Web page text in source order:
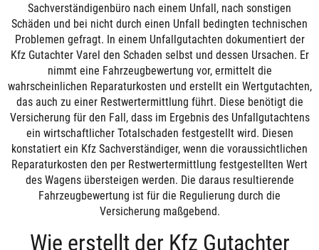
Sachverständigenbüro nach einem Unfall, nach sonstigen
Schäden und bei nicht durch einen Unfall bedingten technischen
Problemen gefragt. In einem Unfallgutachten dokumentiert der
Kfz Gutachter Varel den Schaden selbst und dessen Ursachen. Er
nimmt eine Fahrzeugbewertung vor, ermittelt die
wahrscheinlichen Reparaturkosten und erstellt ein Wertgutachten,
das auch zu einer Restwertermittlung führt. Diese benötigt die
Versicherung für den Fall, dass im Ergebnis des Unfallgutachtens
ein wirtschaftlicher Totalschaden festgestellt wird. Diesen
konstatiert ein Kfz Sachverständiger, wenn die voraussichtlichen
Reparaturkosten den per Restwertermittlung festgestellten Wert
des Wagens übersteigen werden. Die daraus resultierende
Fahrzeugbewertung ist für die Regulierung durch die
Versicherung maßgebend.
Wie erstellt der Kfz Gutachter